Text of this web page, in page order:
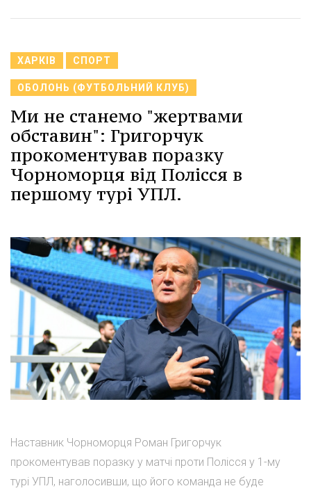
ХАРКІВ СПОРТ
ОБОЛОНЬ (ФУТБОЛЬНИЙ КЛУБ)
Ми не станемо "жертвами
обставин": Григорчук
прокоментував поразку
Чорноморця від Полісся в
першому турі УПЛ.
Наставник Чорноморця Роман Григорчук
прокоментував поразку у матчі проти Полісся у 1-му
турі УПЛ, наголосивши, що його команда не буде